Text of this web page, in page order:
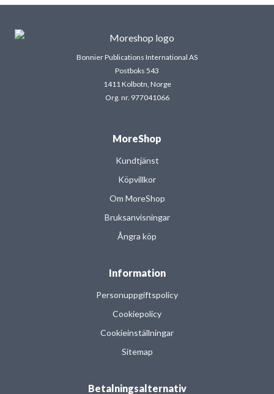
Bonnier Publications International AS
Postboks 543
1411 Kolbotn, Norge
Org. nr. 977041066
MoreShop
Kundtjänst
Köpvillkor
Om MoreShop
Bruksanvisningar
Ångra köp
Information
Personuppgiftspolicy
Cookiepolicy
Cookieinställningar
Sitemap
Betalningsalternativ